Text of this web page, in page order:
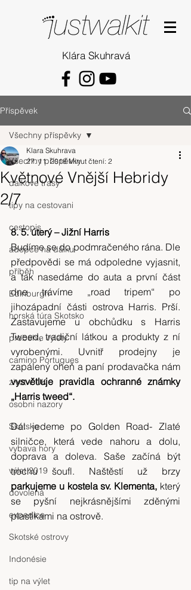
Klára Skuhravá
Příspěvek
Všechny příspěvky
dalkove trasy
tipy na cestovani
cestopis
adopce na dálku
příběh
Edinburgh
horská túra Skotsko
probehle vylety
camino Portugues
zivot v UK
osobni nazory
Skotsko
vybava hory
výlet 2019
dovolená
expedice
Skotské ostrovy
Indonésie
tip na výlet
Všechny příspěvky
Květnové Vnější Hebridy
2/7
Klara Skuhrava
27. 11. 2018 Minut čtení: 2
8. 5. úterý – Jižní Harris
Budíme se do podmračeného rána. Dle
předpovědi se má odpoledne vyjasnit,
a tak nasedáme do auta a první část
dne trávíme „road tripem“ po
jihozápadní části ostrova Harris. Prší.
Zastavujeme u obchůdku s Harris
Tweed, tradiční látkou a produkty z ní
vyrobenými. Uvnitř prodejny je
zapálený oheň a paní prodavačka nám
vysvětluje pravidla ochranné známky
„Harris tweed“.
Dál jedeme po Golden Road- Zlaté
silničce, která vede nahoru a dolu,
doprava a doleva. Saše začíná být
trochu šoufl. Naštěstí už brzy
parkujeme u kostela sv. Klementa, který
se pyšní nejkrásnějšími zděnými
plastikami na ostrově.